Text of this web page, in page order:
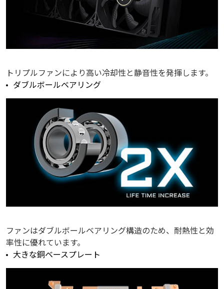
トリプルファンにより高い冷却性と静音性を発揮します。
ダブルボールベアリング
ファンはダブルボールベアリング構造のため、耐熱性と効
率性に優れています。
大きな銅ベースプレート